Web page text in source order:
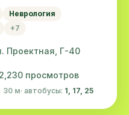
Неврология
+7
Проектная, Г-40
просмотров
30 м· автобусы: 1, 17, 25